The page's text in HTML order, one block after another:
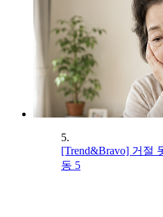
5.
[Trend&Bravo] 거절
동 5